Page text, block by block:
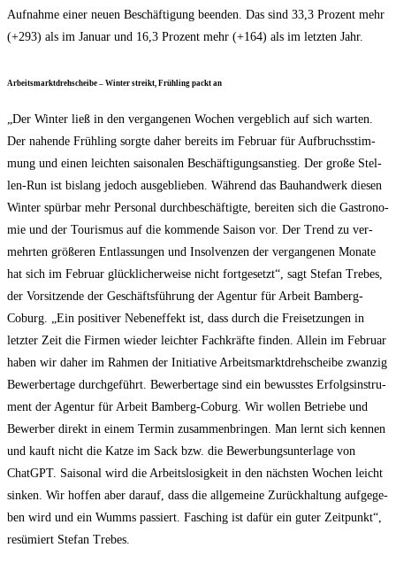
Auf­nah­me einer neu­en Beschäf­ti­gung been­den. Das sind 33,3 Pro­zent mehr
(+293) als im Janu­ar und 16,3 Pro­zent mehr (+164) als im letz­ten Jahr.
Arbeits­markt­dreh­schei­be – Win­ter streikt, Früh­ling packt an
„Der Win­ter ließ in den ver­gan­ge­nen Wochen ver­geb­lich auf sich war­ten.
Der nahen­de Früh­ling sorg­te daher bereits im Febru­ar für Auf­bruchs­stim­
mung und einen leich­ten sai­so­na­len Beschäf­ti­gungs­an­stieg. Der gro­ße Stel­
len-Run ist bis­lang jedoch aus­ge­blie­ben. Wäh­rend das Bau­hand­werk die­sen
Win­ter spür­bar mehr Per­so­nal durch­be­schäf­tig­te, berei­ten sich die Gas­tro­no­
mie und der Tou­ris­mus auf die kom­men­de Sai­son vor. Der Trend zu ver­
mehr­ten grö­ße­ren Ent­las­sun­gen und Insol­ven­zen der ver­gan­ge­nen Mona­te
hat sich im Febru­ar glück­li­cher­wei­se nicht fort­ge­setzt“, sagt Ste­fan Tre­bes,
der Vor­sit­zen­de der Geschäfts­füh­rung der Agen­tur für Arbeit Bam­berg-
Coburg. „Ein posi­ti­ver Neben­ef­fekt ist, dass durch die Frei­set­zun­gen in
letz­ter Zeit die Fir­men wie­der leich­ter Fach­kräf­te fin­den. Allein im Febru­ar
haben wir daher im Rah­men der Initia­ti­ve Arbeits­markt­dreh­schei­be zwan­zig
Bewer­ber­ta­ge durch­ge­führt. Bewer­ber­ta­ge sind ein bewuss­tes Erfolgs­in­stru­
ment der Agen­tur für Arbeit Bam­berg-Coburg. Wir wol­len Betrie­be und
Bewer­ber direkt in einem Ter­min zusam­men­brin­gen. Man lernt sich ken­nen
und kauft nicht die Kat­ze im Sack bzw. die Bewer­bungs­un­ter­la­ge von
ChatGPT. Sai­so­nal wird die Arbeits­lo­sig­keit in den nächs­ten Wochen leicht
sin­ken. Wir hof­fen aber dar­auf, dass die all­ge­mei­ne Zurück­hal­tung auf­ge­ge­
ben wird und ein Wumms pas­siert. Fasching ist dafür ein guter Zeit­punkt“,
resü­miert Ste­fan Trebes.